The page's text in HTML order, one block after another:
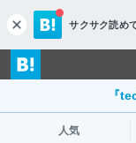
c
l
o
s
サクサク読めて
『
人気